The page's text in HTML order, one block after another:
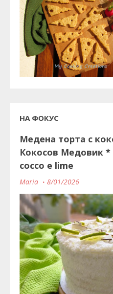
НА ФОКУС
Медена торта с
Кокосов Медовик
cocco e lime
Maria 8/01/2026